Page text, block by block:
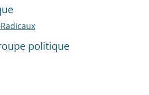
politique